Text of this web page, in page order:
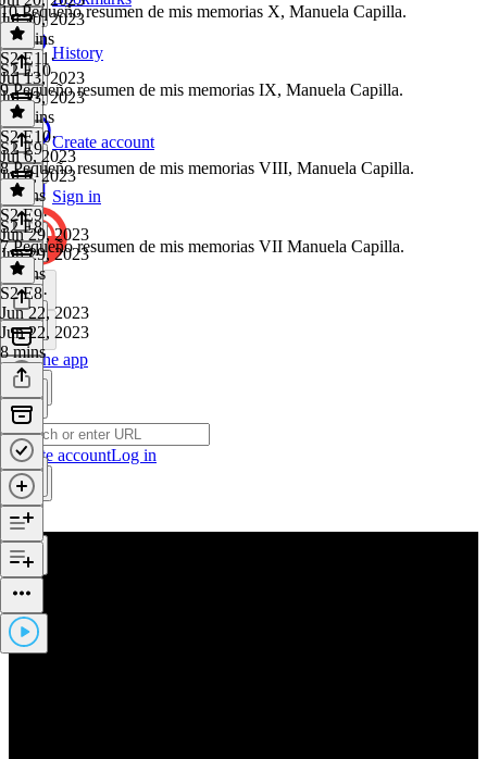
History
Create account
Sign in
Get the app
Create accountLog in
Jul 20, 2023
10 mins
10.Pequeño resumen de mis memorias X, Manuela Capilla.
S2 E11 ·
Jul 13, 2023
Jul 13, 2023
10 mins
S2 E10
9.Pequeño resumen de mis memorias IX, Manuela Capilla.
S2 E10·
Jul 6, 2023
Jul 6, 2023
9 mins
S2 E9
8.Pequeño resumen de mis memorias VIII, Manuela Capilla.
S2 E9·
Jun 29, 2023
Jun 29, 2023
9 mins
S2 E8
7.Pequeño resumen de mis memorias VII Manuela Capilla.
S2 E8·
Jun 22, 2023
Jun 22, 2023
8 mins